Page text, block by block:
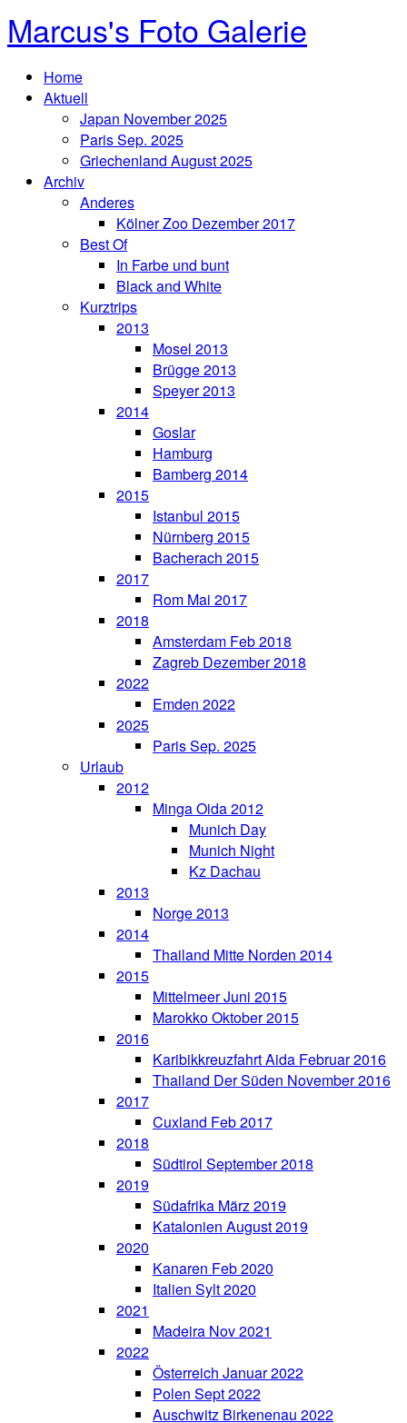
Marcus's Foto Galerie
Home
Aktuell
Japan November 2025
Paris Sep. 2025
Griechenland August 2025
Archiv
Anderes
Kölner Zoo Dezember 2017
Best Of
In Farbe und bunt
Black and White
Kurztrips
2013
Mosel 2013
Brügge 2013
Speyer 2013
2014
Goslar
Hamburg
Bamberg 2014
2015
Istanbul 2015
Nürnberg 2015
Bacherach 2015
2017
Rom Mai 2017
2018
Amsterdam Feb 2018
Zagreb Dezember 2018
2022
Emden 2022
2025
Paris Sep. 2025
Urlaub
2012
Minga Oida 2012
Munich Day
Munich Night
Kz Dachau
2013
Norge 2013
2014
Thailand Mitte Norden 2014
2015
Mittelmeer Juni 2015
Marokko Oktober 2015
2016
Karibikkreuzfahrt Aida Februar 2016
Thailand Der Süden November 2016
2017
Cuxland Feb 2017
2018
Südtirol September 2018
2019
Südafrika März 2019
Katalonien August 2019
2020
Kanaren Feb 2020
Italien Sylt 2020
2021
Madeira Nov 2021
2022
Österreich Januar 2022
Polen Sept 2022
Auschwitz Birkenenau 2022